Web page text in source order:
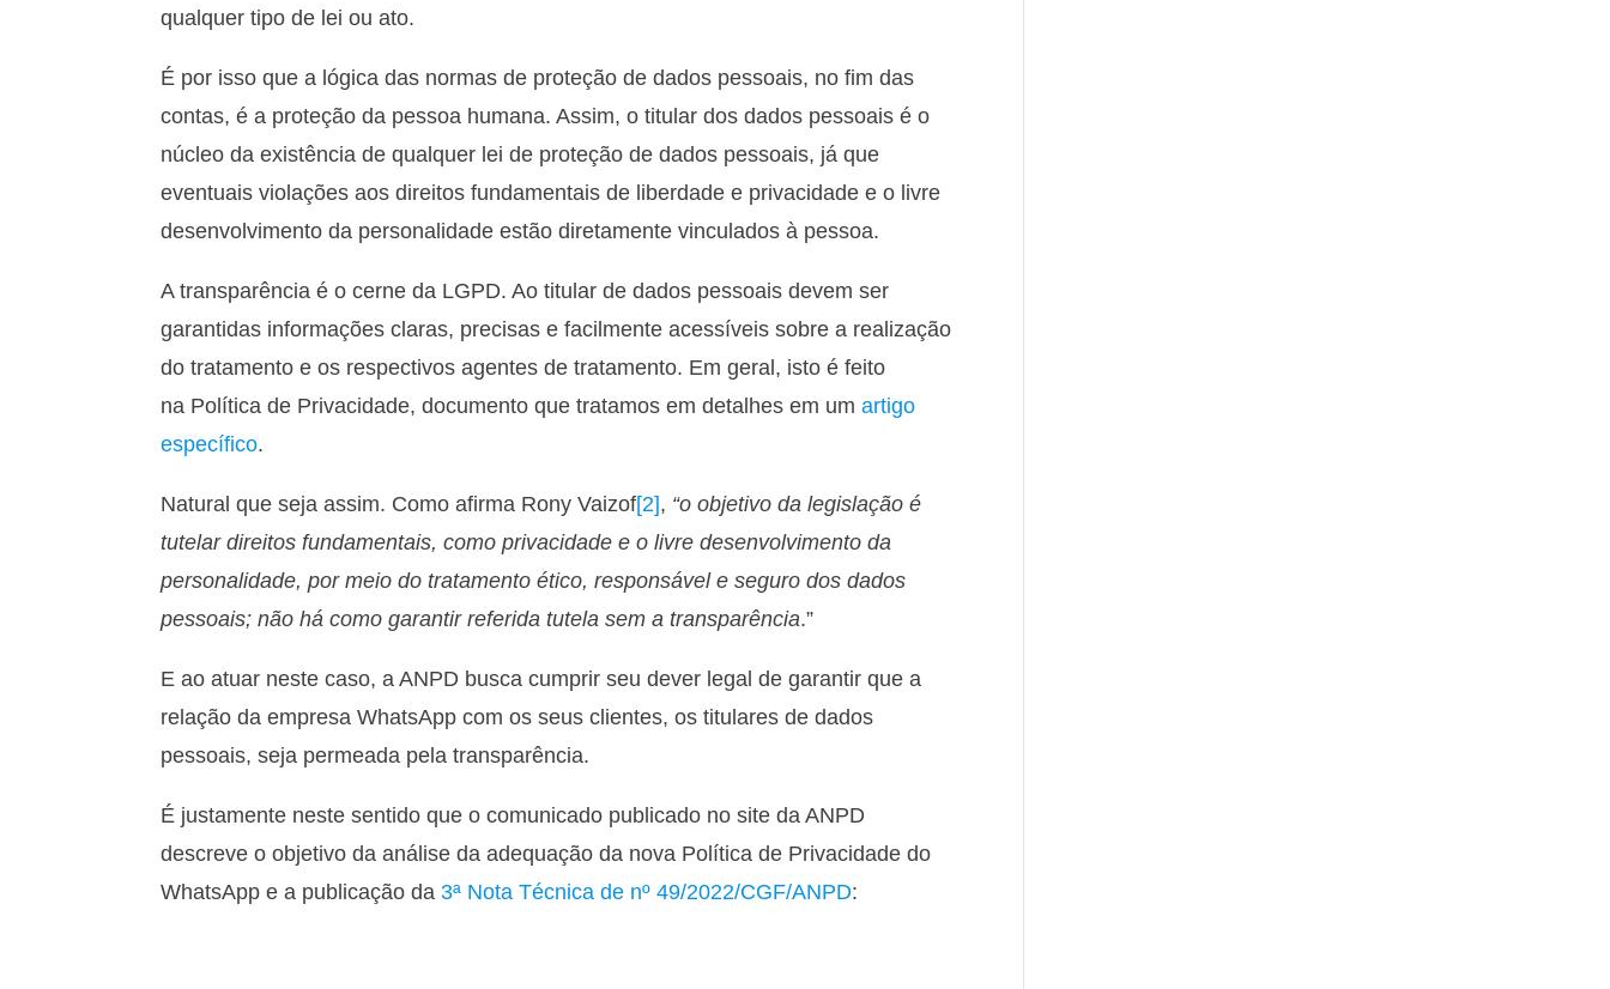
qualquer tipo de lei ou ato.
É por isso que a lógica das normas de proteção de dados pessoais, no fim das
contas, é a proteção da pessoa humana. Assim, o titular dos dados pessoais é o
núcleo da existência de qualquer lei de proteção de dados pessoais, já que
eventuais violações aos direitos fundamentais de liberdade e privacidade e o livre
desenvolvimento da personalidade estão diretamente vinculados à pessoa.
A transparência é o cerne da LGPD. Ao titular de dados pessoais devem ser
garantidas informações claras, precisas e facilmente acessíveis sobre a realização
do tratamento e os respectivos agentes de tratamento. Em geral, isto é feito
na Política de Privacidade, documento que tratamos em detalhes em umartigo
específico.
Natural que seja assim. Como afirma Rony Vaizof[2], “o objetivo da legislação é
tutelar direitos fundamentais, como privacidade e o livre desenvolvimento da
personalidade, por meio do tratamento ético, responsável e seguro dos dados
pessoais; não há como garantir referida tutela sem a transparência.”
E ao atuar neste caso, a ANPD busca cumprir seu dever legal de garantir que a
relação da empresa WhatsApp com os seus clientes, os titulares de dados
pessoais, seja permeada pela transparência.
É justamente neste sentido que o comunicado publicado no site da ANPD
descreve o objetivo da análise da adequação da nova Política de Privacidade do
WhatsApp e a publicação da3ª Nota Técnica de nº 49/2022/CGF/ANPD: